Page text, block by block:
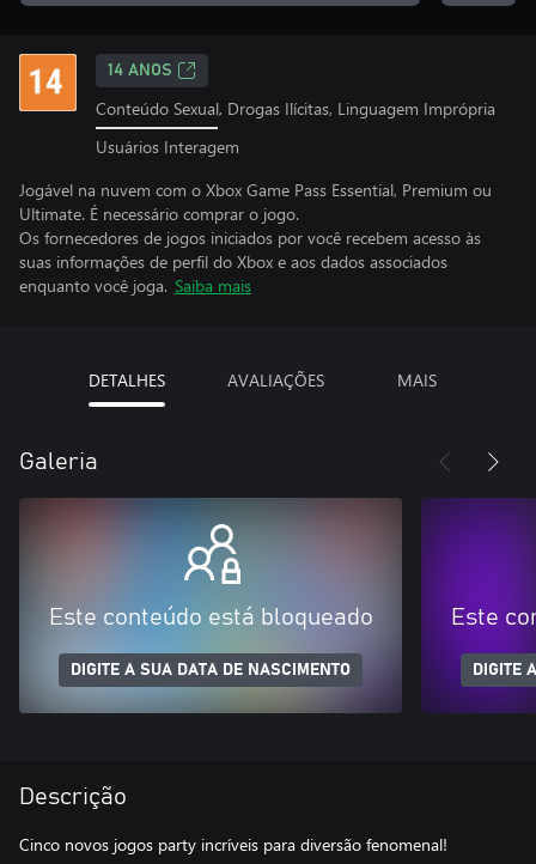
14 ANOS
Conteúdo Sexual, Drogas Ilícitas, Linguagem Imprópria
Usuários Interagem
Jogável na nuvem com o Xbox Game Pass Essential, Premium ou
Ultimate. É necessário comprar o jogo.
Os fornecedores de jogos iniciados por você recebem acesso às
suas informações de perfil do Xbox e aos dados associados
enquanto você joga. Saiba mais
DETALHES AVALIAÇÕES MAIS
Galeria
Este conteúdo está bloqueado
DIGITE A SUA DATA DE NASCIMENTO
Este
DIGITE
Descrição
Cinco novos jogos party incríveis para diversão fenomenal!